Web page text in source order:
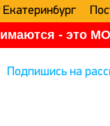
Екатеринбург
- это
Подпишись на